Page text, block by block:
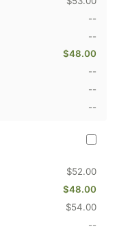
野
蜜
Flower
方
裝
--
--
$48.00
--
--
--
法
蜜
月
Lune
Miel
$52.00
$48.00
$54.00
--